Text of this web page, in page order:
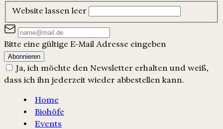
Website lassen leer
Bitte eine gültige E-Mail Adresse eingeben
Abonnieren
Ja, ich möchte den Newsletter erhalten und weiß,
dass ich ihn jederzeit wieder abbestellen kann.
Home
Biohöfe
Events